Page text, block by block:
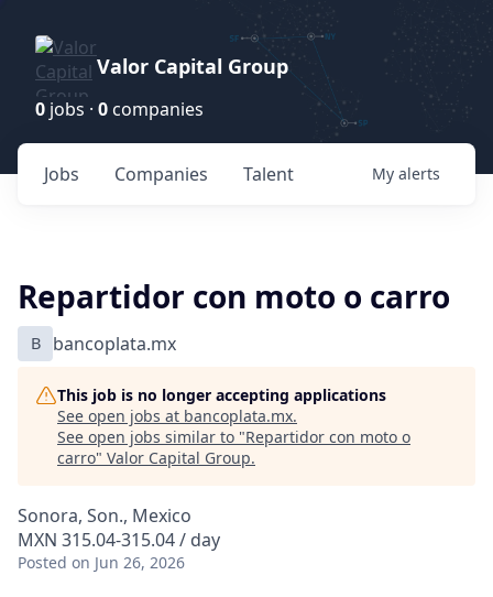
Valor Capital Group
0 jobs · 0 companies
Jobs Companies Talent My alerts
Repartidor con moto o carro
B bancoplata.mx
This job is no longer accepting applications
See open jobs at bancoplata.mx.
See open jobs similar to "Repartidor con moto o
carro" Valor Capital Group.
Sonora, Son., Mexico
MXN 315.04-315.04 / day
Posted on Jun 26, 2026